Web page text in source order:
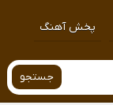
پخش آهنگ
جستجو